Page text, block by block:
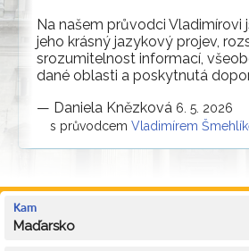
Na našem průvodci Vladimírovi
jeho krásný jazykový projev,
srozumitelnost informací,
dané oblasti a poskytnutá
— Daniela Knězková 6. 5. 2026
s průvodcem Vladimírem
Kam
Maďarsko